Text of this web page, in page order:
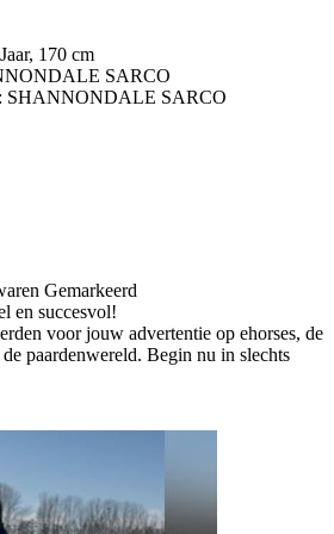
170 cm
SARCO
SHANNONDALE SARCO
Gemarkeerd
en succesvol!
voor jouw advertentie op ehorses, de
paardenwereld. Begin nu in slechts